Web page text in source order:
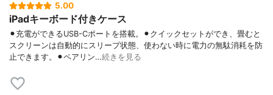
5.00
iPadキーボード付きケース
⚫︎充電ができるUSB-Cポートを搭載。⚫︎クイックセットができ、畳むと
スクリーンは自動的にスリープ状態、使わない時に電力の無駄消耗を防
止できます。⚫︎ペアリン…続きを見る